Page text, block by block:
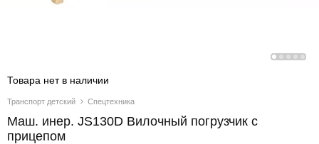
Транспорт детский Спецтехника
Маш. инер. JS130D Вилочный погрузчик с
прицепом
Товара нет в наличии